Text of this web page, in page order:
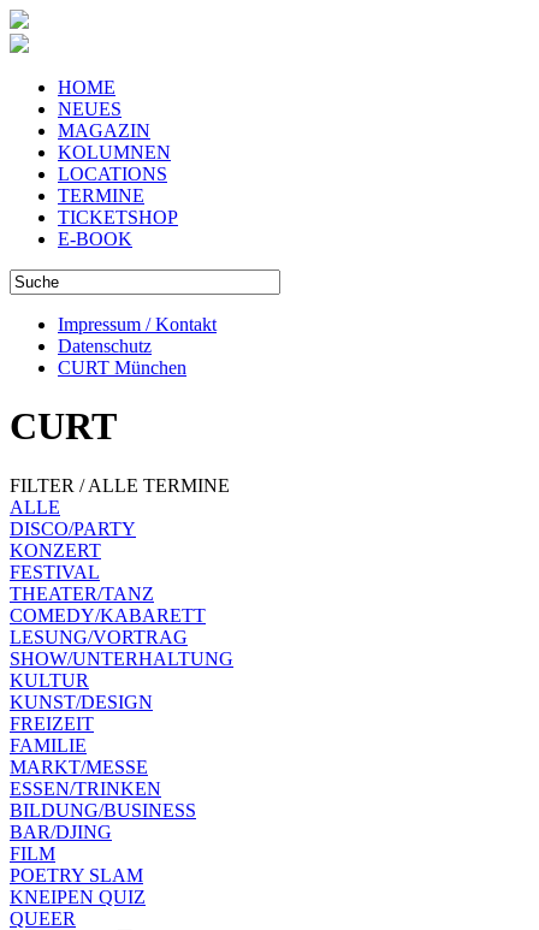
HOME
NEUES
MAGAZIN
KOLUMNEN
LOCATIONS
TERMINE
TICKETSHOP
E-BOOK
Impressum / Kontakt
Datenschutz
CURT München
CURT
FILTER / ALLE TERMINE
ALLE
DISCO/PARTY
KONZERT
FESTIVAL
THEATER/TANZ
COMEDY/KABARETT
LESUNG/VORTRAG
SHOW/UNTERHALTUNG
KULTUR
KUNST/DESIGN
FREIZEIT
FAMILIE
MARKT/MESSE
ESSEN/TRINKEN
BILDUNG/BUSINESS
BAR/DJING
FILM
POETRY SLAM
KNEIPEN QUIZ
QUEER